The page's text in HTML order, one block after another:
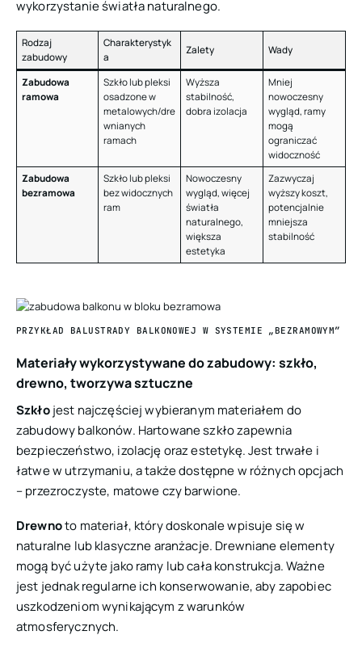
wykorzystanie światła naturalnego.
Rodzaj
zabudowy
Charakterystyk
a
Zalety Wady
Zabudowa
ramowa
Szkło lub pleksi
osadzone w
metalowych/dre
wnianych
ramach
Wyższa
stabilność,
dobra izolacja
Mniej
nowoczesny
wygląd, ramy
mogą
ograniczać
widoczność
Zabudowa
bezramowa
Szkło lub pleksi
bez widocznych
ram
Nowoczesny
wygląd, więcej
światła
naturalnego,
większa
estetyka
Zazwyczaj
wyższy koszt,
potencjalnie
mniejsza
stabilność
PRZYKŁAD BALUSTRADY BALKONOWEJ W SYSTEMIE „BEZRAMOWYM”
Materiały wykorzystywane do zabudowy: szkło,
drewno, tworzywa sztuczne
Szkłojest najczęściej wybieranym materiałem do
zabudowy balkonów. Hartowane szkło zapewnia
bezpieczeństwo, izolację oraz estetykę. Jest trwałe i
łatwe w utrzymaniu, a także dostępne w różnych opcjach
– przezroczyste, matowe czy barwione.
Drewnoto materiał, który doskonale wpisuje się w
naturalne lub klasyczne aranżacje. Drewniane elementy
mogą być użyte jako ramy lub cała konstrukcja. Ważne
jest jednak regularne ich konserwowanie, aby zapobiec
uszkodzeniom wynikającym z warunków
atmosferycznych.